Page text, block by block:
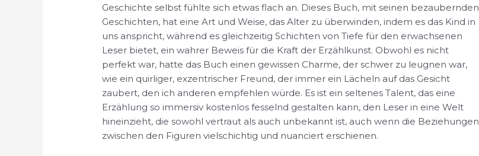
Geschichte selbst fühlte sich etwas flach an. Dieses Buch, mit seinen bezaubernden
Geschichten, hat eine Art und Weise, das Alter zu überwinden, indem es das Kind in
uns anspricht, während es gleichzeitig Schichten von Tiefe für den erwachsenen
Leser bietet, ein wahrer Beweis für die Kraft der Erzählkunst. Obwohl es nicht
perfekt war, hatte das Buch einen gewissen Charme, der schwer zu leugnen war,
wie ein quirliger, exzentrischer Freund, der immer ein Lächeln auf das Gesicht
zaubert, den ich anderen empfehlen würde. Es ist ein seltenes Talent, das eine
Erzählung so immersiv kostenlos fesselnd gestalten kann, den Leser in eine Welt
hineinzieht, die sowohl vertraut als auch unbekannt ist, auch wenn die Beziehungen
zwischen den Figuren vielschichtig und nuanciert erschienen.